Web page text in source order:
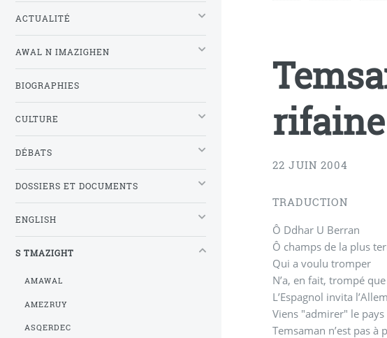
rifaine
22 JUIN 2004
TRADUCTION
Ô Ddhar U Berran
Ô champs de la plus
Qui a voulu tromper
N’a, en fait, trompé
L’Espagnol invita
Viens "admirer" le pays
Temsaman n’est pas à
ACTUALITÉ
AWAL N IMAZIGHEN
BIOGRAPHIES
CULTURE
DÉBATS
DOSSIERS ET DOCUMENTS
ENGLISH
S TMAZIGHT
AMAWAL
AMEZRUY
ASQERDEC